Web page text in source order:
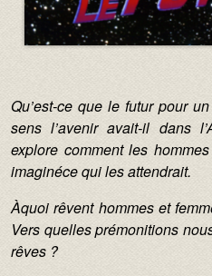
Qu’est-ce que le futur pour
sens l’avenir avait-il dans l’
explore comment les
imaginéce qui les attendrait.
Àquoi rêvent hommes et
Vers quelles prémonitions
rêves ?